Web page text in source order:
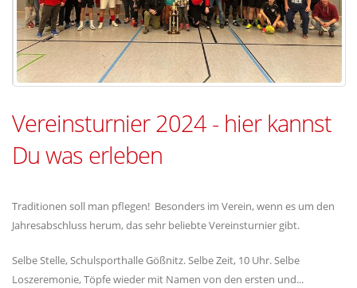
Vereinsturnier 2024 - hier kannst
Du was erleben
Traditionen soll man pflegen! Besonders im Verein, wenn es um den
Jahresabschluss herum, das sehr beliebte Vereinsturnier gibt.
Selbe Stelle, Schulsporthalle Gößnitz. Selbe Zeit, 10 Uhr. Selbe
Loszeremonie, Töpfe wieder mit Namen von den ersten und...